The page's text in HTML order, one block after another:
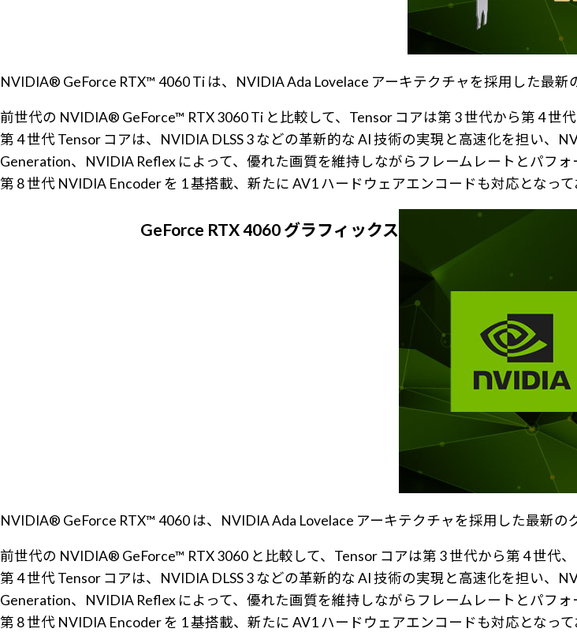
NVIDIA® GeForce RTX™ 4060 Ti は、NVIDIA Ada Lovelace アーキテクチャを採用した最新
前世代の NVIDIA® GeForce™ RTX 3060 Ti と比較して、Tensor コアは第 3 世代から第 4 世
第 4 世代 Tensor コアは、NVIDIA DLSS 3 などの革新的な AI 技術の実現と高速化を担い、
Generation、NVIDIA Reflex によって、優れた画質を維持しながらフレームレートとパフォ
第 8 世代 NVIDIA Encoder を 1 基搭載、新たに AV1 ハードウェアエンコードも対応となっ
GeForce RTX 4060 グラフィックス
NVIDIA® GeForce RTX™ 4060 は、NVIDIA Ada Lovelace アーキテクチャを採用した最新の
前世代の NVIDIA® GeForce™ RTX 3060 と比較して、Tensor コアは第 3 世代から第 4 世代
第 4 世代 Tensor コアは、NVIDIA DLSS 3 などの革新的な AI 技術の実現と高速化を担い、
Generation、NVIDIA Reflex によって、優れた画質を維持しながらフレームレートとパフォ
第 8 世代 NVIDIA Encoder を 1 基搭載、新たに AV1 ハードウェアエンコードも対応となっ